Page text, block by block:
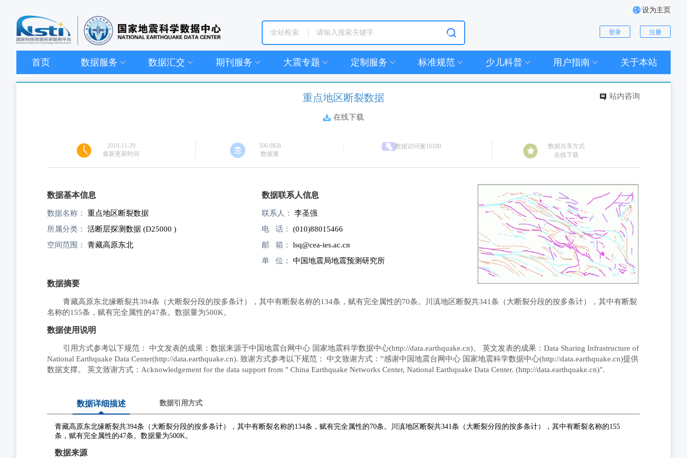
设为主页
全站检索 登录 注册
首页 数据服务 数据汇交 期刊服务 大震专题 定制服务 标准规范 少儿科普 用户指南 关于本站
重点地区断裂数据
在线下载
站内咨询
2019-11-29
最新更新时间
500.0KB
数据量
数据访问量18180
数据共享方式
在线下载
数据基本信息
数据名称： 重点地区断裂数据
所属分类： 活断层探测数据 (D25000 )
空间范围： 青藏高原东北
数据联系人信息
联系人： 李圣强
电 话： (010)88015466
邮 箱： lsq@cea-ies.ac.cn
单 位： 中国地震局地震预测研究所
数据摘要
青藏高原东北缘断裂共394条（大断裂分段的按多条计），其中有断裂名称的134条，赋有完全属性的70条。川滇地区断裂共341条（大断裂分段的按多条计），其中有断裂
名称的155条，赋有完全属性的47条。数据量为500K。
数据使用说明
引用方式参考以下规范： 中文发表的成果：数据来源于中国地震台网中心 国家地震科学数据中心(http://data.earthquake.cn)。 英文发表的成果：Data Sharing Infrastructure of
National Earthquake Data Center(http://data.earthquake.cn). 致谢方式参考以下规范： 中文致谢方式：”感谢中国地震台网中心 国家地震科学数据中心(http://data.earthquake.cn)提供
数据支撑。 英文致谢方式：Acknowledgement for the data support from " China Earthquake Networks Center, National Earthquake Data Center. (http://data.earthquake.cn)".
数据详细描述 数据引用方式
青藏高原东北缘断裂共394条（大断裂分段的按多条计），其中有断裂名称的134条，赋有完全属性的70条。川滇地区断裂共341条（大断裂分段的按多条计），其中有断裂名称的155
条，赋有完全属性的47条。数据量为500K。
数据来源